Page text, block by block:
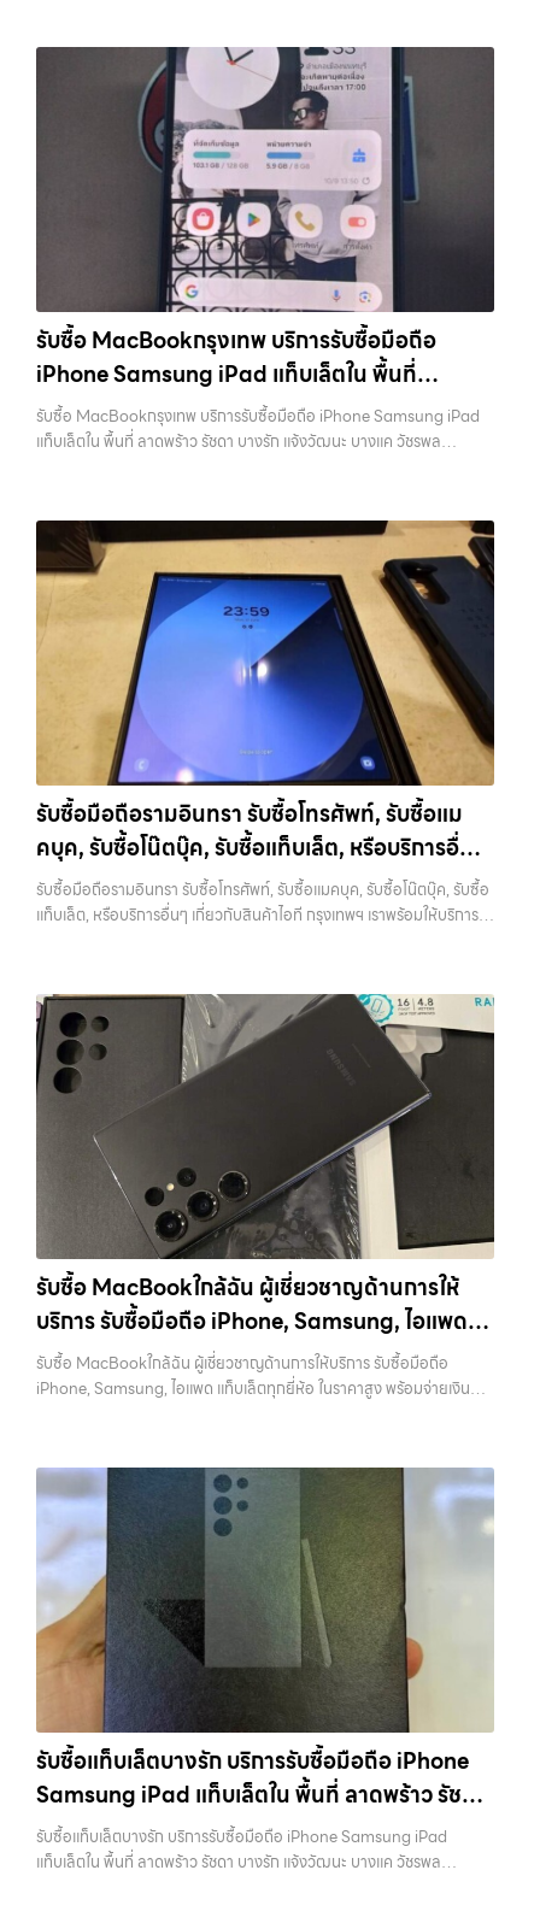
รับซื้อ MacBookกรุงเทพ บริการรับซื้อมือถือ
iPhone Samsung iPad แท็บเล็ตใน พื้นที่
ลาดพร้าว รัชดา บางรัก แจ้งวัฒนะ บางแค วัชรพล
รามอินทรา พร้อมจ่ายเงินทันที
รับซื้อ MacBookกรุงเทพ บริการรับซื้อมือถือ iPhone Samsung iPad
แท็บเล็ตใน พื้นที่ ลาดพร้าว รัชดา บางรัก แจ้งวัฒนะ บางแค วัชรพล
ดา บางรัก แจ้งวัฒนะ บางแค วัชรพล รามอินทรา รับซื้อ
MacBookกรุงเทพ — บริการรับซื้อมือถือ iPhone Samsung iPad
แท็บเล็ตใน พื้นที่ ลาดพร้าว รัชดา บางรัก แจ้งวัฒนะ บางแค วัชรพล
รามอินทรา พร้อมจ่ายเงินทันที รับซื้อ MacBookกรุงเทพ บริการรับซื้อมือ
ถือ iPhone Samsung iPad แท็บเล็ตใน พื้นที่ ลาดพร้าว รัชดา บางรัก
แจ้งวัฒนะ บางแค วัชรพล รามอินทรา… รับซื้อ MacBookกรุงเทพ รับซื้อ
iPhone ทุกรุ่น ให้ราคาสูง พร้อมจ่ายเงินทันที ประสบการณ์เหนือระดับกับ
การ รับซื้อไอโฟน, รับซื้อไอแพด, รับซื้อมือถือ ยินดีต้อนรับสู่ “รับซื้อขายมือ
ถือ.com” เว็บไซต์ที่คุณไว้วางใจได้ สำหรับบริการ รับซื้อ มือถือ iPhone,
Samsung, iPad, แท็บเล็ต ทุกยี่ห้อ ให้ราคาสูง พร้อมจ่ายเงินทันที
ครอบคลุมพื้นที่ ลาดพร้าว, รัชดา, บางรัก, แจ้งวัฒนะ, บางแค, วัชรพล,
รามอินทรา และเขตกรุงเทพฯ ใกล้ “ใกล้ ฉัน” ที่สุด ในยุคที่สมาร์ทโฟน
แท็บเล็ต และอุปกรณ์ไอทีใหม่ๆ เปลี่ยนรุ่นกันแทบทุกช่วงเวลา อุปกรณ์ที่คุณ
ใช้แล้วอาจกลายเป็นของที่ไม่ได้ใช้งานอยู่เฉยๆ เว็บไซต์ของเราจึงเกิดขึ้นเพื่อ
ทันที ด้วยบริการ รับซื้อไอโฟน, รับซื้อไอแพด, รับซื้อมือถือ, รับซื้อโทรศัพท์,
รับซื้อโน๊ตบุ๊ค, รับซื้อแท็บเล็ต, รับซื้อสินค้าไอทีกรุงเทพมหานคร อย่างครบ
ถือ.com” เราเข้าใจดีว่าอุปกรณ์แต่ละชิ้นไม่ใช่แค่เครื่องใช้ไฟฟ้า แต่เป็น
ทรัพย์สินที่มีมูลค่า คุณอาจต้องการเปลี่ยนรุ่น หรือต้องการเงินด่วน เราจึง
มอบบริการประเมินสภาพเครื่อง ฟรี ปราบปรามความยุ่งยากทั้งหลาย โดย
เน้น โปร่งใส มั่นใจได้ และจ่ายเงินทันทีเมื่อตกลงซื้อขายสำเร็จ บริการของเรา
ครอบคลุมทั้ง iPhone สายใหม่-เก่า, Samsung ทุกรุ่น, iPad และแท็บเล็ต
ทุกแบรนด์ เรารับถึงแม้จะอยู่ในสภาพใช้งานแล้ว ตกแต่งแล้ว หรือมีรอยบ้าง
เพราะมูลค่าของเครื่องไม่ได้ขึ้นอยู่แค่ยี่ห้อ แต่ขึ้นอยู่กับสภาพจริง ความครบ
ชุด และความสะดวกในการขายของคุณ เราจึงตั้งใจให้บริการในเขต
ลาดพร้าว, รัชดา, บางรัก, แจ้งวัฒนะ, บางแค, วัชรพล, รามอินทรา, บางนา,
บางพลี, เกษตรนวมินทร์, เสนานิคม, วังหิน อย่างเต็มที่ ไม่ว่าคุณจะค้นหาคำ
ว่า “รับซื้อมือถือใกล้ฉัน”, “รับซื้อโทรศัพท์มือสองกรุงเทพ”, “ขาย iPad ได้
ราคา”, “รับซื้อแท็บเล็ต กรุงเทพถึงที่”, หรือ “รับซื้อ Samsung มือสอง
ราคาสูง” — ที่นี่คือคำตอบ เพราะบริการของเรามุ่งตรงให้คุณได้รับราคาและ
ความสะดวกสบายที่เหนือกว่า เลือกเราแล้วคุณจะได้บริการที่คุณไว้วางใจ
พร้อมทีมงานที่พร้อมอำนวยความสะดวก นัดรับถึงที่ ตรวจสภาพอย่างมือ
อาชีพ และจ่ายเงินทันที ทั้งหมดนี้เพื่อให้การขายอุปกรณ์ของคุณเป็นเรื่อง
ง่ายขึ้น ดีกว่า รวดเร็วกว่า และคุ้มค่ากว่า ทำไมต้องเลือกเรา ผู้เชี่ยวชาญด้าน
บางรัก, แจ้งวัฒนะ, บางแค,…
รับซื้อมือถือรามอินทรา รับซื้อโทรศัพท์, รับซื้อแม
คบุค, รับซื้อโน๊ตบุ๊ค, รับซื้อแท็บเล็ต, หรือบริการอื่นๆ
เกี่ยวกับสินค้าไอที กรุงเทพฯ เราพร้อมให้บริการครบ
วงจร
รับซื้อมือถือรามอินทรา รับซื้อโทรศัพท์, รับซื้อแมคบุค, รับซื้อโน๊ตบุ๊ค, รับซื้อ
แท็บเล็ต, หรือบริการอื่นๆ เกี่ยวกับสินค้าไอที กรุงเทพฯ เราพร้อมให้บริการ
บางแค วัชรพล รามอินทรา รับซื้อมือถือรามอินทรา — รับซื้อโทรศัพท์, รับ
ซื้อแมคบุค, รับซื้อโน๊ตบุ๊ค, รับซื้อแท็บเล็ต, หรือบริการอื่นๆ เกี่ยวกับสินค้า
ไอที กรุงเทพฯ เราพร้อมให้บริการครบวงจร รับซื้อมือถือรามอินทรา รับซื้อ
โทรศัพท์, รับซื้อแมคบุค, รับซื้อโน๊ตบุ๊ค, รับซื้อแท็บเล็ต, หรือบริการอื่นๆ เกี่ยว
กับสินค้าไอที กรุงเทพฯ… รับซื้อมือถือรามอินทรา รับซื้อ iPad และแท็บเล็ต
ทุกแบรนด์ ทุกสภาพ — ขอขายง่าย ได้เงินเร็ว ประสบการณ์เหนือระดับกับ
การ รับซื้อไอโฟน, รับซื้อไอแพด, รับซื้อมือถือ ยินดีต้อนรับสู่ “รับซื้อขายมือ
ถือ.com” เว็บไซต์ที่คุณไว้วางใจได้ สำหรับบริการ รับซื้อ มือถือ iPhone,
Samsung, iPad, แท็บเล็ต ทุกยี่ห้อ ให้ราคาสูง พร้อมจ่ายเงินทันที
ครอบคลุมพื้นที่ ลาดพร้าว, รัชดา, บางรัก, แจ้งวัฒนะ, บางแค, วัชรพล,
รามอินทรา และเขตกรุงเทพฯ ใกล้ “ใกล้ ฉัน” ที่สุด ในยุคที่สมาร์ทโฟน
แท็บเล็ต และอุปกรณ์ไอทีใหม่ๆ เปลี่ยนรุ่นกันแทบทุกช่วงเวลา อุปกรณ์ที่คุณ
ใช้แล้วอาจกลายเป็นของที่ไม่ได้ใช้งานอยู่เฉยๆ เว็บไซต์ของเราจึงเกิดขึ้นเพื่อ
เป็นทางเลือกให้คุณสามารถเปลี่ยนอุปกรณ์ที่ไม่ใช้แล้วให้กลายเป็นเงินสดได้
ทันที ด้วยบริการ รับซื้อไอโฟน, รับซื้อไอแพด, รับซื้อมือถือ, รับซื้อโทรศัพท์,
รับซื้อโน๊ตบุ๊ค, รับซื้อแท็บเล็ต, รับซื้อสินค้าไอทีกรุงเทพมหานคร อย่างครบ
วงจร ไม่ว่าคุณจะอยู่โซนเมืองหรือเขตชานเมือง เรามีทีมงานพร้อมให้บริการ
ทรัพย์สินที่มีมูลค่า คุณอาจต้องการเปลี่ยนรุ่น หรือต้องการเงินด่วน เราจึง
มอบบริการประเมินสภาพเครื่อง ฟรี ปราบปรามความยุ่งยากทั้งหลาย โดย
เน้น โปร่งใส มั่นใจได้ และจ่ายเงินทันทีเมื่อตกลงซื้อขายสำเร็จ บริการของเรา
ครอบคลุมทั้ง iPhone สายใหม่-เก่า, Samsung ทุกรุ่น, iPad และแท็บเล็ต
ทุกแบรนด์ เรารับถึงแม้จะอยู่ในสภาพใช้งานแล้ว ตกแต่งแล้ว หรือมีรอยบ้าง
เพราะมูลค่าของเครื่องไม่ได้ขึ้นอยู่แค่ยี่ห้อ แต่ขึ้นอยู่กับสภาพจริง ความครบ
ชุด และความสะดวกในการขายของคุณ เราจึงตั้งใจให้บริการในเขต
ลาดพร้าว, รัชดา, บางรัก, แจ้งวัฒนะ, บางแค, วัชรพล, รามอินทรา, บางนา,
บางพลี, เกษตรนวมินทร์, เสนานิคม, วังหิน อย่างเต็มที่ ไม่ว่าคุณจะค้นหาคำ
ว่า “รับซื้อมือถือใกล้ฉัน”, “รับซื้อโทรศัพท์มือสองกรุงเทพ”, “ขาย iPad ได้
ราคา”, “รับซื้อแท็บเล็ต กรุงเทพถึงที่”, หรือ “รับซื้อ Samsung มือสอง
ราคาสูง” — ที่นี่คือคำตอบ เพราะบริการของเรามุ่งตรงให้คุณได้รับราคาและ
ความสะดวกสบายที่เหนือกว่า เลือกเราแล้วคุณจะได้บริการที่คุณไว้วางใจ
พร้อมทีมงานที่พร้อมอำนวยความสะดวก นัดรับถึงที่ ตรวจสภาพอย่างมือ
อาชีพ และจ่ายเงินทันที ทั้งหมดนี้เพื่อให้การขายอุปกรณ์ของคุณเป็นเรื่อง
ง่ายขึ้น ดีกว่า รวดเร็วกว่า และคุ้มค่ากว่า ทำไมต้องเลือกเรา ผู้เชี่ยวชาญด้าน
การให้บริการ รับซื้อมือถือ iPhone, Samsung, ไอแพด แท็บเล็ตทุกยี่ห้อ ใน
รับซื้อ MacBookใกล้ฉัน ผู้เชี่ยวชาญด้านการให้
บริการ รับซื้อมือถือ iPhone, Samsung, ไอแพด
แท็บเล็ตทุกยี่ห้อ ในราคาสูง พร้อมจ่ายเงินทันที
รับซื้อ MacBookใกล้ฉัน ผู้เชี่ยวชาญด้านการให้บริการ รับซื้อมือถือ
iPhone, Samsung, ไอแพด แท็บเล็ตทุกยี่ห้อ ในราคาสูง พร้อมจ่ายเงิน
บางแค วัชรพล รามอินทรา รับซื้อ MacBookใกล้ฉัน — ผู้เชี่ยวชาญด้าน
การให้บริการ รับซื้อมือถือ iPhone, Samsung, ไอแพด แท็บเล็ตทุกยี่ห้อ ใน
ราคาสูง พร้อมจ่ายเงินทันที รับซื้อ MacBookใกล้ฉัน ผู้เชี่ยวชาญด้านการ
ให้บริการ รับซื้อมือถือ iPhone, Samsung, ไอแพด แท็บเล็ตทุกยี่ห้อ ใน
ราคาสูง พร้อมจ่ายเงินทันที รับซื้อ Samsung… รับซื้อ MacBookใกล้ฉัน
รับซื้อ Samsung และมือถือ Android ทุกยี่ห้อ ไม่ว่าจะรุ่นใหม่หรือรุ่นเก่า
ประสบการณ์เหนือระดับกับการ รับซื้อไอโฟน, รับซื้อไอแพด, รับซื้อมือถือ
ยินดีต้อนรับสู่ “รับซื้อขายมือถือ.com” เว็บไซต์ที่คุณไว้วางใจได้ สำหรับ
บริการ รับซื้อ มือถือ iPhone, Samsung, iPad, แท็บเล็ต ทุกยี่ห้อ ให้ราคา
สูง พร้อมจ่ายเงินทันที ครอบคลุมพื้นที่ ลาดพร้าว, รัชดา, บางรัก,
แจ้งวัฒนะ, บางแค, วัชรพล, รามอินทรา และเขตกรุงเทพฯ ใกล้ “ใกล้ ฉัน”
ที่สุด ในยุคที่สมาร์ทโฟน แท็บเล็ต และอุปกรณ์ไอทีใหม่ๆ เปลี่ยนรุ่นกันแทบ
ทุกช่วงเวลา อุปกรณ์ที่คุณใช้แล้วอาจกลายเป็นของที่ไม่ได้ใช้งานอยู่เฉยๆ
เว็บไซต์ของเราจึงเกิดขึ้นเพื่อเป็นทางเลือกให้คุณสามารถเปลี่ยนอุปกรณ์ที่
รับซื้อมือถือ, รับซื้อโทรศัพท์, รับซื้อโน๊ตบุ๊ค, รับซื้อแท็บเล็ต, รับซื้อสินค้าไอที
กรุงเทพมหานคร อย่างครบวงจร ไม่ว่าคุณจะอยู่โซนเมืองหรือเขตชานเมือง
รับซื้อแท็บเล็ตบางรัก บริการรับซื้อมือถือ iPhone
Samsung iPad แท็บเล็ตใน พื้นที่ ลาดพร้าว รัชดา
บางรัก แจ้งวัฒนะ บางแค วัชรพล รามอินทรา
พร้อมจ่ายเงินทันที
รับซื้อแท็บเล็ตบางรัก บริการรับซื้อมือถือ iPhone Samsung iPad
แท็บเล็ตใน พื้นที่ ลาดพร้าว รัชดา บางรัก แจ้งวัฒนะ บางแค วัชรพล